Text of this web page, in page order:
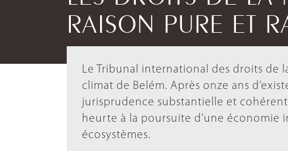
RAISON PURE ET
Le Tribunal international des droits de
climat de Belém. Après onze ans
jurisprudence substantielle et
heurte à la poursuite d’une
écosystèmes.